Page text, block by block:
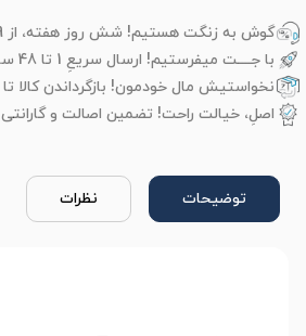
گوش به زنگت هستیم! شش روز هفته، از 9 تا 21
با جــــت میفرستیم! ارسال سریعِ 1 تا 48 ساعته
نخواستیش مال خودمون! بازگرداندن کالا تا 7 روز
اصلِ، خیالت راحت! تضمین اصالت و گارانتی
توضیحات نظرات